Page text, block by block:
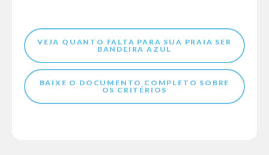
VEJA QUANTO FALTA PARA SUA PRAIA SER
BANDEIRA AZUL
BAIXE O DOCUMENTO COMPLETO SOBRE
OS CRITÉRIOS